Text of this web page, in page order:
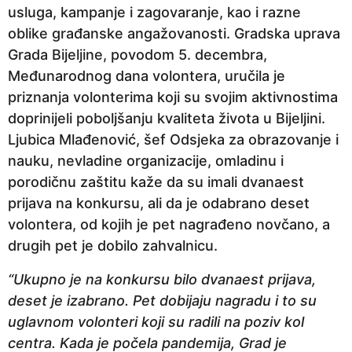
usluga, kampanje i zagovaranje, kao i razne
oblike građanske angažovanosti. Gradska uprava
Grada Bijeljine, povodom 5. decembra,
Međunarodnog dana volontera, uručila je
priznanja volonterima koji su svojim aktivnostima
doprinijeli poboljšanju kvaliteta života u Bijeljini.
Ljubica Mlađenović, šef Odsjeka za obrazovanje i
nauku, nevladine organizacije, omladinu i
porodičnu zaštitu kaže da su imali dvanaest
prijava na konkursu, ali da je odabrano deset
volontera, od kojih je pet nagrađeno novčano, a
drugih pet je dobilo zahvalnicu.
“Ukupno je na konkursu bilo dvanaest prijava,
deset je izabrano. Pet dobijaju nagradu i to su
uglavnom volonteri koji su radili na poziv kol
centra. Kada je počela pandemija, Grad je